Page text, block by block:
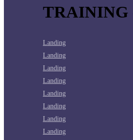
TRAINING
Landing
Landing
Landing
Landing
Landing
Landing
Landing
Landing